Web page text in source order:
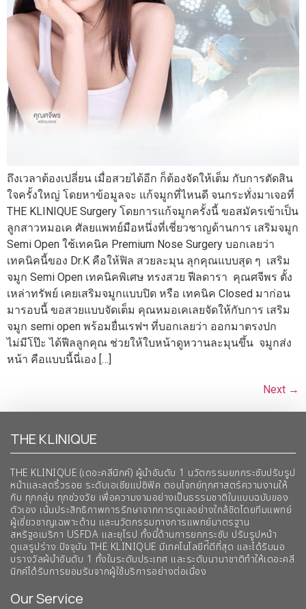
ถึงเวลาต้องเปลี่ยน เมื่อสวยได้อีก ก็ต้องจัดให้เต็ม กับการตัดสิน
ใจครั้งใหญ่ โดยหาข้อมูลจะ แก้จมูกที่ไหนดี จนกระทั่งมาเจอที่
THE KLINIQUE Surgery โดยการแก้จมูกครั้งนี้ ขอสมัครเข้าเป็น
ลูกสาวหมอเค ศัลยแพทย์มือหนึ่งที่เชี่ยวชาญด้านการ เสริมจมูก
Semi Open ใช้เทคนิค Premium Nose Surgery บอกเลยว่า
เทคนิคนี้ของ Dr.K คือให้ฟิล สวยละมุน ลุกคุณแบบสุด ๆ เสริม
จมูก Semi Open เทคนิคพิเศษ ทรงสวย ฟีลดารา คุณศจีพร ตั้ง
เหล่าทรัพย์ เคยเสริมจมูกแบบปิด หรือ เทคนิค Closed มาก่อน
มารอบนี้ ขอสวยแบบจัดเต็ม คุณหมอเคเลยจัดให้กับการ เสริม
จมูก semi open พร้อมยื่นเรฟฯ ที่บอกเลยว่า ออกมาตรงปก
ไม่มีโป๊ะ ได้ฟีลลูกคุณ ช่วยให้ใบหน้าดูหวานละมุนขึ้น จมูกส่ง
หน้า คือแบบนี้นี่เอง […]
Next →
THE KLINIQUE
THE KLINIQUE (เดอะคลีนิกค์) ผู้นำอันดับ 1 นวัตกรรมยกกระชับปรับรูป
หน้าและลดริ้วรอย ระดับเอเชียแปซิฟิค ตอบโจทย์ทุกศาสตร์ความงามให้
กับ ทุกกลุ่ม ทุกช่วงวัย เพื่อความงามอย่างเป็นธรรมชาติในแบบฉบับของ
ตัวเอง เน้นประสิทธิภาพการรักษาจากการดูแลอย่างใกล้ชิดโดยทีมแพทย์
ผู้เชี่ยวชาญเฉพาะด้าน และนวัตกรรมทางการแพทย์มาตรฐาน
สหรัฐอเมริกา USFDA และยุโรป ทั้งนี้ด้านการยกกระชับ ปรับรูปหน้า
ดูแลรูปร่าง ปัจจุบัน THE KLINIQUE มีเทคโนโลยีท่ีดีที่สุด และได้รับมอ
บรางวัลผ้นำอันดับ 1 ทั้งในระดับประเทศ และระดับนานาชาติทําให้เดอะคลี
นิกค์ได้รับการยอมรับจากผู้ใช้บริการอย่างต่อเนื่อง
Our Service